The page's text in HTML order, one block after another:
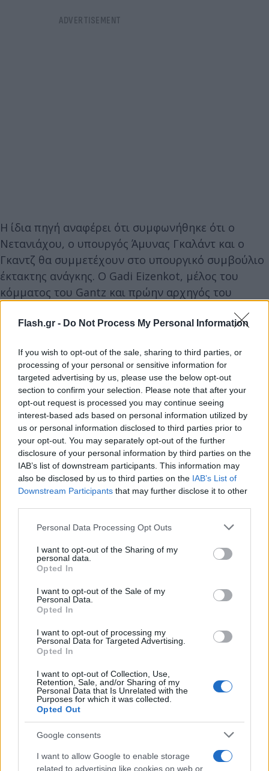
Flash.gr - Do Not Process My Personal Information
If you wish to opt-out of the sale, sharing to third parties, or
processing of your personal or sensitive information for
targeted advertising by us, please use the below opt-out
section to confirm your selection. Please note that after your
opt-out request is processed you may continue seeing
interest-based ads based on personal information utilized by
us or personal information disclosed to third parties prior to
your opt-out. You may separately opt-out of the further
disclosure of your personal information by third parties on the
IAB’s list of downstream participants. This information may
also be disclosed by us to third parties on the IAB’s List of
Downstream Participants that may further disclose it to other
Please note that this website/app uses one or more Google
not limited to your visit or usage behaviour. You may click to
grant or deny consent to Google and its third-party tags to
use your data for below specified purposes in below Google
consent section.
Personal Data Processing Opt Outs
I want to opt-out of the Sharing of my
personal data.
Opted In
I want to opt-out of the Sale of my
Personal Data.
Opted In
I want to opt-out of processing my
Personal Data for Targeted Advertising.
Opted In
I want to opt-out of Collection, Use,
Retention, Sale, and/or Sharing of my
Personal Data that Is Unrelated with the
Purposes for which it was collected.
Opted Out
Google consents
I want to allow Google to enable storage
related to advertising like cookies on web or
Η ίδια πηγή αναφέρει ότι συμφωνήθηκε ότι ο
Νετανιάχου, ο υπουργός Άμυνας Γκαλάντ και ο
Γκαντζ θα συμμετέχουν στο υπουργικό συμβούλιο
έκτακτης ανάγκης. Ο Gadi Eizenkot, μέλος του
κόμματος του Gantz και πρώην αρχηγός του
Στρατηγικών Υποθέσεων Ron Dermer, θα
Οι αρμοδιότητες του τακτικού υπουργικού
συμβουλίου ασφαλείας, όπως ορίζει ο νόμος, θα
παραμείνουν αμετάβλητες. Το κόμμα του Gantz θα
έχει πέντε υπουργούς στην κυβέρνηση χωρίς
χαρτοφυλάκια.